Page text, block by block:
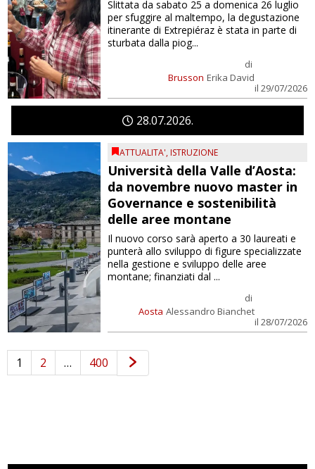
Brusson
di
Erika David
il 29/07/2026
Slittata da sabato 25 a domenica 26 luglio
per sfuggire al maltempo, la degustazione
itinerante di Extrepiéraz è stata in parte di
sturbata dalla piog...
2807 2026
ATTUALITA', ISTRUZIONE
Università della Valle d’Aosta:
da novembre nuovo master in
Governance e sostenibilità
delle aree montane
Aosta
di
Alessandro Bianchet
il 28/07/2026
Il nuovo corso sarà aperto a 30 laureati e
punterà allo sviluppo di figure specializzate
nella gestione e sviluppo delle aree
montane; finanziati dal ...
1 2 … 400